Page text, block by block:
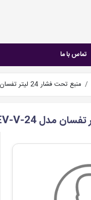
تماس با ما
منبع تحت فشار 24 لیتر تفسان مدل 24-TEV-V